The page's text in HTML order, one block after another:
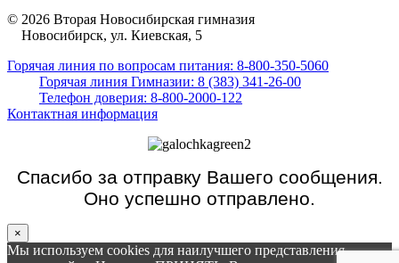
© 2026 Вторая Новосибирская гимназия
Новосибирск, ул. Киевская, 5
Горячая линия по вопросам питания: 8-800-350-5060
Горячая линия Гимназии: 8 (383) 341-26-00
Телефон доверия: 8-800-2000-122
Контактная информация
Спасибо за отправку Вашего сообщения.
Оно успешно отправлено.
×
Мы используем cookies для наилучшего представления